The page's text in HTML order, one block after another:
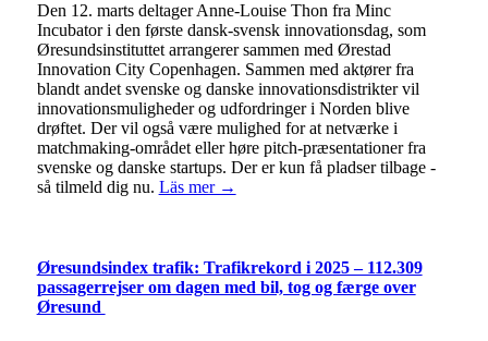
Den 12. marts deltager Anne-Louise Thon fra Minc
Incubator i den første dansk-svensk innovationsdag, som
Øresundsinstituttet arrangerer sammen med Ørestad
Innovation City Copenhagen. Sammen med aktører fra
blandt andet svenske og danske innovationsdistrikter vil
innovationsmuligheder og udfordringer i Norden blive
drøftet. Der vil også være mulighed for at netværke i
matchmaking-området eller høre pitch-præsentationer fra
svenske og danske startups. Der er kun få pladser tilbage -
så tilmeld dig nu. Läs mer →
Øresundsindex trafik: Trafikrekord i 2025 – 112.309
passagerrejser om dagen med bil, tog og færge over
Øresund